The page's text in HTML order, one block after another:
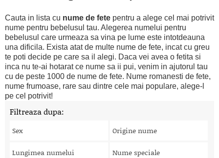
Cauta in lista cu nume de fete pentru a alege cel mai potrivit
nume pentru bebelusul tau. Alegerea numelui pentru
bebelusul care urmeaza sa vina pe lume este intotdeauna
una dificila. Exista atat de multe nume de fete, incat cu greu
te poti decide pe care sa il alegi. Daca vei avea o fetita si
inca nu te-ai hotarat ce nume sa ii pui, venim in ajutorul tau
cu de peste 1000 de nume de fete. Nume romanesti de fete,
nume frumoase, rare sau dintre cele mai populare, alege-l
pe cel potrivit!
Filtreaza dupa:
Sex Origine nume
Lungimea numelui Nume speciale